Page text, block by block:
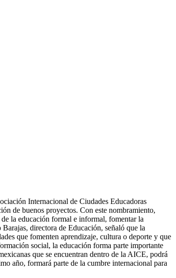
Internacional de Ciudades Educadoras
de buenos proyectos. Con este nombramiento,
la educación formal e informal, fomentar la
directora de Educación, señaló que la
que fomenten aprendizaje, cultura o deporte y que
social, la educación forma parte importante
que se encuentran dentro de la AICE, podrá
año, formará parte de la cumbre internacional para